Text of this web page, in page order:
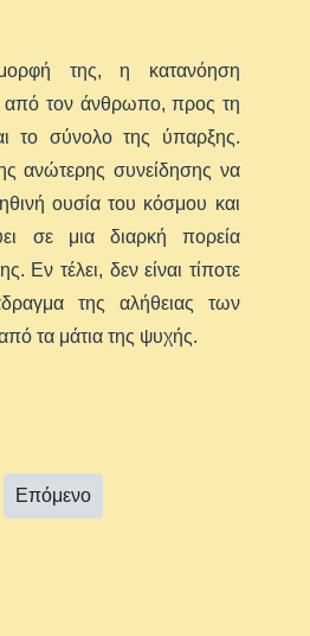
της, η κατανόηση
από τον άνθρωπο, προς τη
το σύνολο της ύπαρξης.
ανώτερης συνείδησης να
ουσία του κόσμου και
σε μια διαρκή πορεία
Εν τέλει, δεν είναι τίποτε
της αλήθειας των
τα μάτια της ψυχής.
Επόμενο